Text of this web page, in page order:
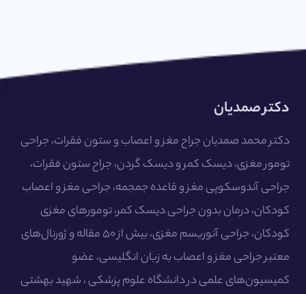
دکتر صمدیان
دکتر محمد صمدیان جراح مغز و اعصاب و ستون فقرات، جراحی
تومور مغزی، دیسک کمر و دیسک گردن، جراح ستون فقرات،
جراحی آندوسکوپی مغز و قاعده جمجمه، جراحی مغز و اعصاب
کودکان، درمان بدون جراحی دیسک کمر، تومورهای مغزی
کودکان، جراحی آنوریسم مغزی، بیش از ۵۰ مقاله و ژورنال‌های
معتبر جراحی مغز و اعصاب به زبان انگلیسی، عضو
کمیسیون‌های علمی در دانشگاه علوم پزشکی ، شهید بهشتی